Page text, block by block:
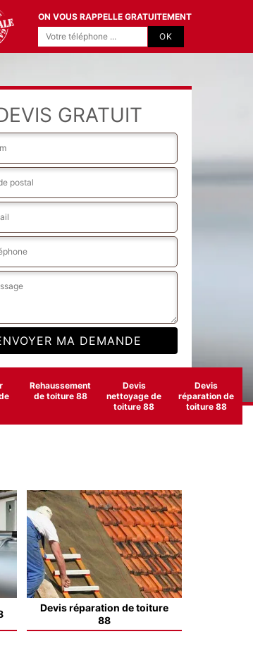
ON VOUS RAPPELLE GRATUITEMENT
GRATUIT
Rehaussement
de toiture 88
Devis
nettoyage de
toiture 88
Devis
réparation de
toiture 88
Devis réparation de toiture
88